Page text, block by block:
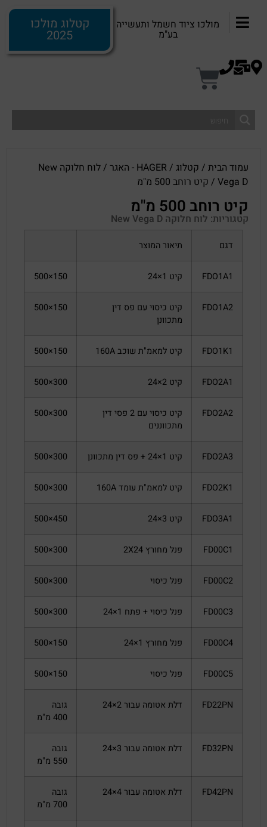
מולכו ציוד חשמל ותעשייה
בע"מ
קטלוג מולכו
2025
עמוד הבית / קטלוג /HAGER - האגר /
לוח חלוקה New
Vega D / קיט רוחב 500 מ"מ
קיט רוחב 500 מ"מ
קטגוריות: לוח חלוקה New Vega D
דגם תיאור המוצר
FDO1A1 קיט 1×24 150×500
FDO1A2
קיט כיסוי עם פס דין
מתכוונן
150×500
FDO1K1 קיט למאמ"ת שוכב 160A 150×500
FDO2A1 קיט 2×24 300×500
FDO2A2
קיט כיסוי עם 2 פסי דין
מתכווננים
300×500
FDO2A3 קיט 1×24 + פס דין מתכוונן 300×500
FDO2K1 קיט למאמ"ת עומד 160A 300×500
FDO3A1 קיט 3×24 450×500
FD00C1 פנל מחורץ 2X24 300×500
FD00C2 פנל כיסוי 300×500
FD00C3 פנל כיסוי + פתח 1×24 300×500
FD00C4 פנל מחורץ 1×24 150×500
FD00C5 פנל כיסוי 150×500
FD22PN דלת אטומה עבור 2×24
גובה
400 מ"מ
FD32PN דלת אטומה עבור 3×24
גובה
550 מ"מ
FD42PN דלת אטומה עבור 4×24
גובה
700 מ"מ